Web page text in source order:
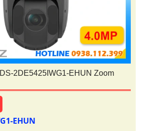
2DE5425IWG1-EHUN Zoom
EHUN